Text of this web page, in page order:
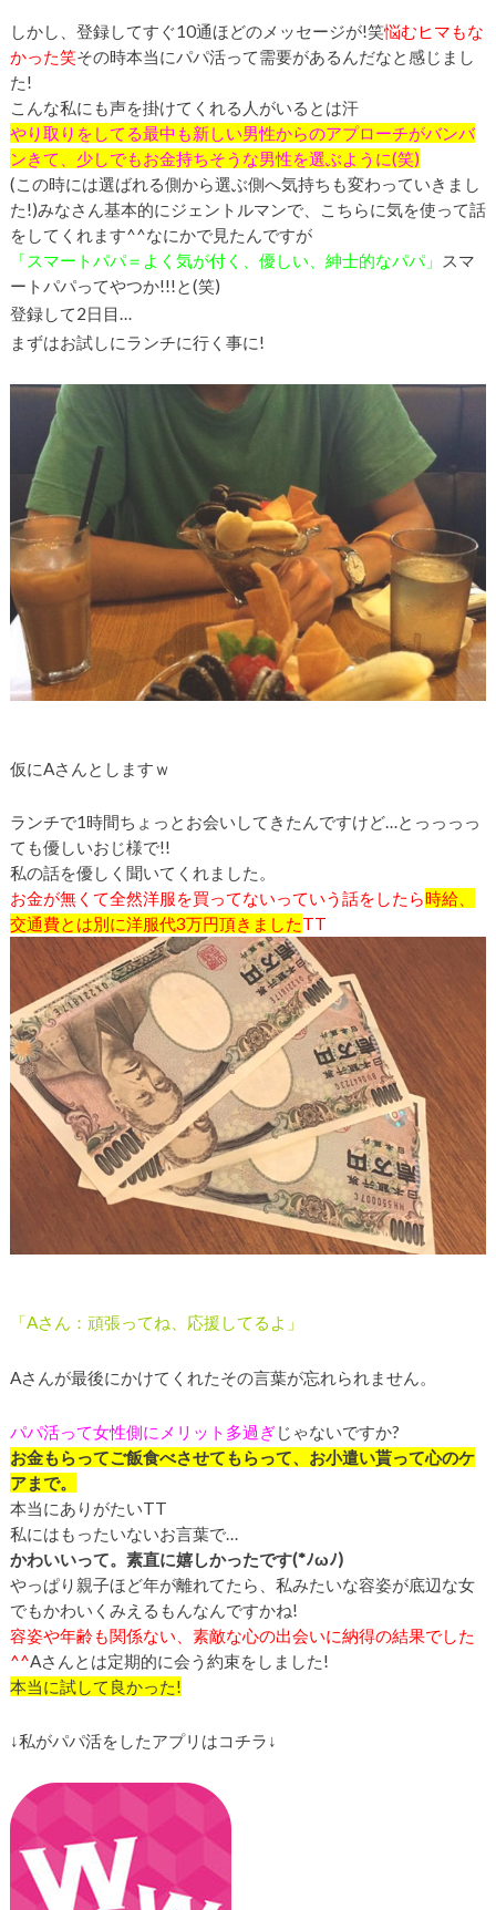
しかし、登録してすぐ10通ほどのメッセージが!笑悩むヒマもな
かった笑その時本当にパパ活って需要がある んだなと感じまし
た!
こんな私にも声を掛けてくれる人がいるとは汗
やり取りをしてる最中も新しい男性からのアプローチがバンバ
ンきて、少しでもお金持ちそうな男性を選ぶように(笑)
(この時には選ばれる側から選ぶ側へ気持ちも変わっていきまし
た!)みなさん基本的にジェントルマンで、こちらに気を使って話
をしてくれます^^なにかで見たんですが
「スマートパパ＝よく気が付く、優しい、紳士的なパパ」
スマ
ートパパってやつか!!!と(笑)
登録して2日目…
まずはお試しにランチに行く事に!
仮にAさんとしますｗ
ランチで1時間ちょっとお会いしてきたんですけど…とっっっっ
ても優しいおじ様で!!
私の話を優しく聞いてくれました。
お金が無くて全然洋服を買ってないっていう話をしたら時給、
交通費とは別に洋服代3万円頂きましたTT
「Aさん：頑張ってね、応援してるよ」
Aさんが最後にかけてくれたその言葉が忘れられません。
パパ活って女性側にメリット多過ぎじゃないですか?
お金もらってご飯食べさせてもらって、お小遣い貰って心のケ
アまで。
本当にありがたいTT
私にはもったいないお言葉で…
かわいいって。素直に嬉しかったです(*ﾉωﾉ)
やっぱり親子ほど年が離れてたら、私みたいな容姿が底辺な女
でもかわいくみえるもんなんですかね!
容姿や年齢も関係ない、素敵な心の出会いに納得の結果でした
^^Aさんとは定期的に会う約束をしました!
本当に試して良かった!
↓私がパパ活をしたアプリはコチラ↓